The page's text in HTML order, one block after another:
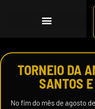
TORNEIO DA
SANTOS
No fim do mês de agosto